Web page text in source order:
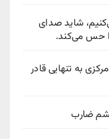
شاید صدای
حس می‌کند.
به تنهایی قادر
ضارب